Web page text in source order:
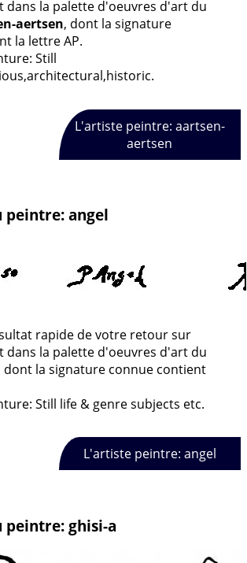
dans la palette d'oeuvres d'art du
aertsen, dont la signature
la lettre AP.
Still
L'artiste peintre: aartsen-
aertsen
peintre: angel
rapide de votre retour sur
dans la palette d'oeuvres d'art du
dont la signature connue contient
Still life & genre subjects etc.
L'artiste peintre: angel
peintre: ghisi-a